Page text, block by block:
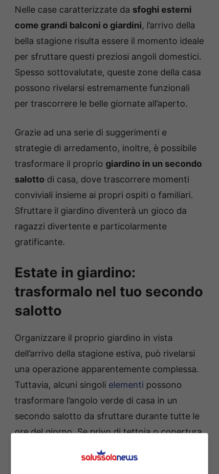
Nelle case caratterizzate da sfoghi esterni
come grandi balconi o giardini, l’arrivo della
bella stagione risulta essere il momento ideale
per sfruttare questi preziosi angoli domestici.
Spesso sottovalutate, queste zone della casa
possono rivelarsi estremamente funzionali
per trascorrere le belle giornate all’aperto.
Grazie ad una serie di suggerimenti e
strategie di arredamento, inoltre, è possibile
trasformare il proprio giardino in un secondo
salotto di casa, dove trascorrere momenti
conviviali insieme ai propri ospiti o familiari.
Sfruttare il giardino diventerà un gioco da
ragazzi divertente e particolarmente
gratificante.
Estate in giardino:
trasformalo nel tuo secondo
salotto
Organizzare il proprio giardino in vista
dell’arrivo della stagione estiva, può rivelarsi
una operazione apparentemente complessa.
Tuttavia, alcuni singoli elementi possono
trasformare l’angolo verde di casa in un
secondo salotto da sfruttare durante tutte le
ore del giorno. Se privo di tettoia o copertura,
un giardino estivo dovrà essere munito di un
gazebo o un ombrellonesotto cui poter